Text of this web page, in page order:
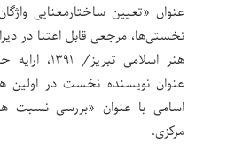
عنوان «تعیین ساختارمعنایی
نخستی‌ها، مرجعی قابل اعتنا در
هنر اسلامی
عنوان نویسنده نخست در اولین
اسامی با عنوان «بررسی
مرکزی.